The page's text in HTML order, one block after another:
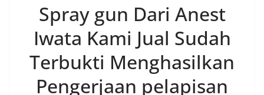
Spray gun Dari Anest
Iwata Kami Jual Sudah
Terbukti Menghasilkan
Pengerjaan pelapisan